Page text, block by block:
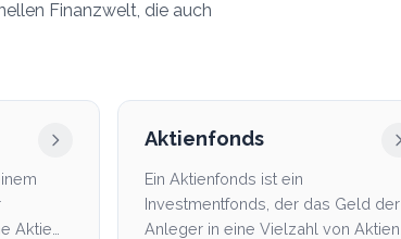
Finanzwelt, die auch
Aktie
Aktienfonds
Ein Aktienfonds ist ein
Investmentfonds, der das Geld der
Anleger in eine Vielzahl von Aktien